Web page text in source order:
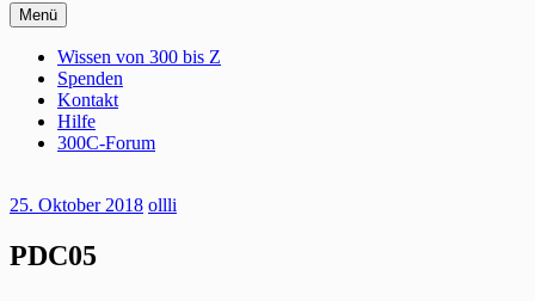
Menü Zum
Inhalt
springen
Wissen von 300 bis Z
Spenden
Kontakt
Hilfe
300C-Forum
25. Oktober 2018 ollli
PDC05